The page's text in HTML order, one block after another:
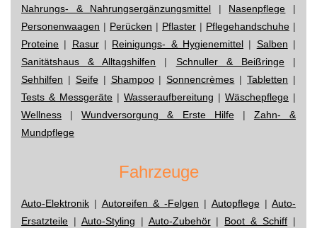
Nahrungs- & Nahrungsergänzungsmittel | Nasenpflege |
Personenwaagen | Perücken | Pflaster | Pflegehandschuhe |
Proteine | Rasur| Reinigungs- & Hygienemittel | Salben |
Sanitätshaus & Alltagshilfen | Schnuller & Beißringe|
Sehhilfen | Seife| Shampoo|Sonnencrèmes |Tabletten |
Tests & Messgeräte | Wasseraufbereitung | Wäschepflege |
Wellness |Wundversorgung & Erste Hilfe| Zahn- &
Mundpflege
Fahrzeuge
Auto-Elektronik | Autoreifen & -Felgen | Autopflege| Auto-
Ersatzteile | Auto-Styling | Auto-Zubehör| Boot & Schiff |